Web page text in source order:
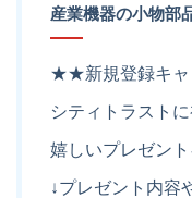
産業機器の小物部
★★新規登録キ
シティトラスト
嬉しいプレゼン
↓プレゼント内容